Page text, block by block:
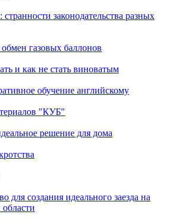
законодательства разных
газовых баллонов
и как не стать виноватым
обучение английскому
"КУБ"
решение для дома
для создания идеального заезда на